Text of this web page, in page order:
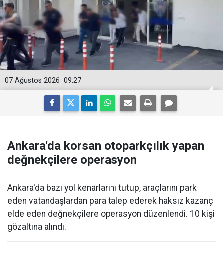
09:27
07 Ağustos 2026
Ankara'da korsan otoparkçılık yapan
değnekçilere operasyon
Ankara'da bazı yol kenarlarını tutup, araçlarını park
eden vatandaşlardan para talep ederek haksız kazanç
elde eden değnekçilere operasyon düzenlendi. 10 kişi
gözaltına alındı.